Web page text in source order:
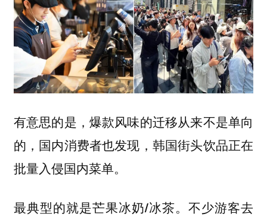
有意思的是，爆款风味的迁移从来不是单向
的，国内消费者也发现， 韩国街头饮品正在
批量入侵国内菜单。
最典型的就是芒果冰奶/冰茶。不少游客去